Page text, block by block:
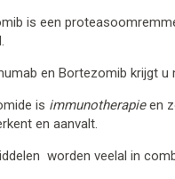
is een
en Bortezomib krijgt u
is immunotherapieen
en aanvalt.
worden veelal in